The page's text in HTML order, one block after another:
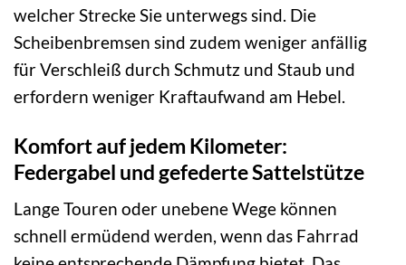
welcher Strecke Sie unterwegs sind. Die
Scheibenbremsen sind zudem weniger anfällig
für Verschleiß durch Schmutz und Staub und
erfordern weniger Kraftaufwand am Hebel.
Komfort auf jedem Kilometer:
Federgabel und gefederte Sattelstütze
Lange Touren oder unebene Wege können
schnell ermüdend werden, wenn das Fahrrad